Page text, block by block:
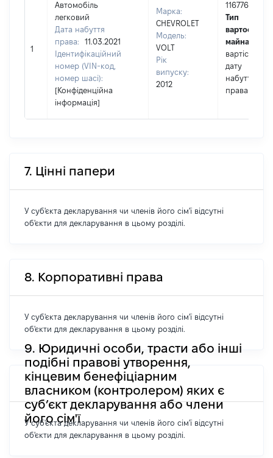
1
Автомобіль
легковий
Дата набуття
права:
11.03.2021
Ідентифікаційний
номер (VIN-код,
номер шасі):
[Конфіденційна
інформація]
Марка:
CHEVROLET
Модель:
VOLT
Рік
випуску:
2012
116776
Тип
вартості
майна:
вартість на
дату
набуття
права
7. Цінні папери
У суб'єкта декларування чи членів його сім'ї відсутні
об'єкти для декларування в цьому розділі.
8. Корпоративні права
У суб'єкта декларування чи членів його сім'ї відсутні
об'єкти для декларування в цьому розділі.
9. Юридичні особи, трасти або інші
подібні правові утворення,
кінцевим бенефіціарним
власником (контролером) яких є
суб’єкт декларування або члени
його сім'ї
У суб'єкта декларування чи членів його сім'ї відсутні
об'єкти для декларування в цьому розділі.